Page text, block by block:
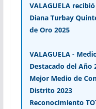
VALAGUELA
Diana Turbay
de Oro 2025
VALAGUELA -
Destacado del Año
Mejor Medio de
Distrito 2023
Reconocimiento